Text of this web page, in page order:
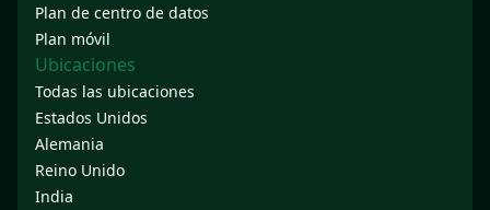
Plan de centro de datos
Plan móvil
Ubicaciones
Todas las ubicaciones
Estados Unidos
Alemania
Reino Unido
India